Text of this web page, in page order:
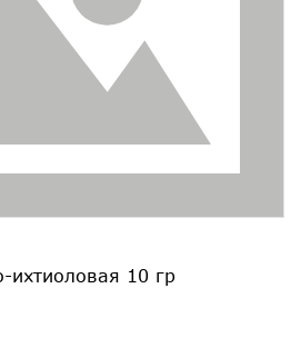
ихтиоловая 10 гр